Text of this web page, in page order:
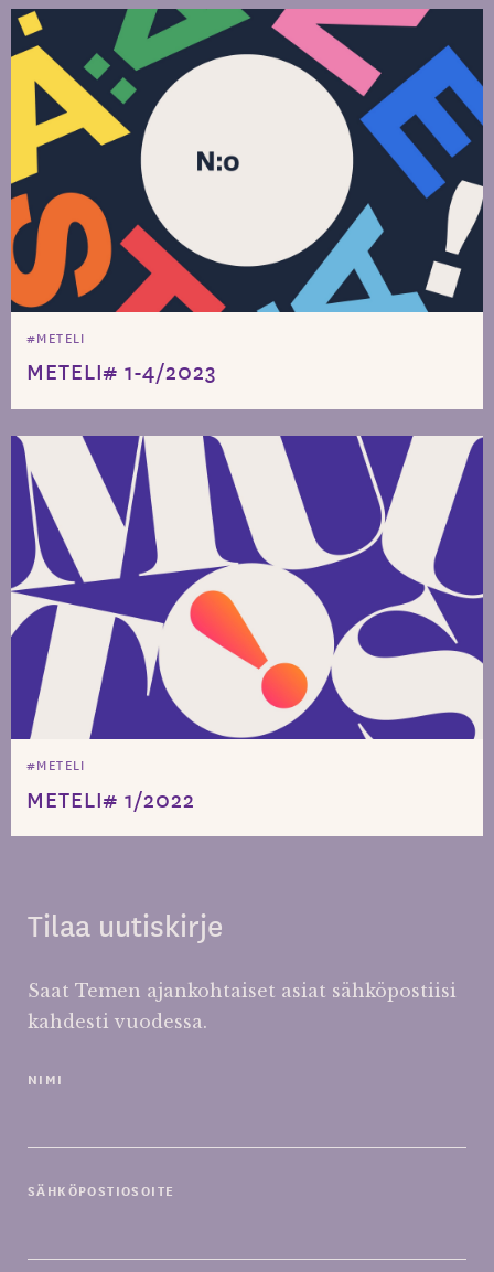
#METELI
METELI# 1-4/2023
#METELI
METELI# 1/2022
Tilaa uutiskirje
Saat Temen ajankohtaiset asiat sähköpostiisi
kahdesti vuodessa.
NIMI
SÄHKÖPOSTIOSOITE